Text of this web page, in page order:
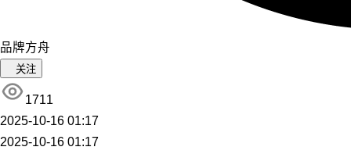
品牌方舟
关注
1711
2025-10-16 01:17
2025-10-16 01:17